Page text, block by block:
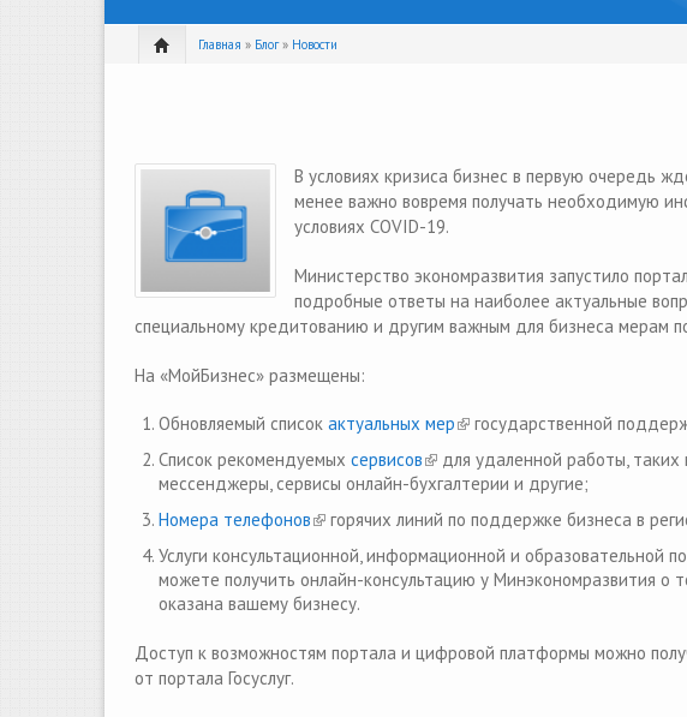
Главная » Блог» Новости
В условиях кризиса бизнес в первую очередь
менее важно вовремя получать необходимую
условиях COVID-19.
Министерство экономразвития запустило
подробные ответы на наиболее актуальные
специальному кредитованию и другим важным для бизнеса мерам
На «МойБизнес» размещены:
Обновляемый список актуальных мер(link is external)
государственной
Список рекомендуемых сервисов(link is external)
для удаленной работы, таких
мессенджеры, сервисы онлайн-бухгалтерии и другие;
Номера телефонов(link is external)
горячих линий по поддержке бизнеса в
Услуги консультационной, информационной и образовательной
можете получить онлайн-консультацию у Минэкономразвития
оказана вашему бизнесу.
Доступ к возможностям портала и цифровой платформы можно
от портала Госуслуг.